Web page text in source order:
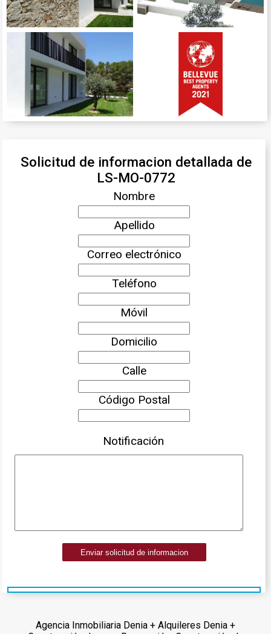
Solicitud de informacion detallada de
LS-MO-0772
Nombre
Apellido
Correo electrónico
Teléfono
Móvil
Domicilio
Calle
Código Postal
Notificación
Enviar solicitud de informacion
Agencia Inmobiliaria Denia + Alquileres Denia +